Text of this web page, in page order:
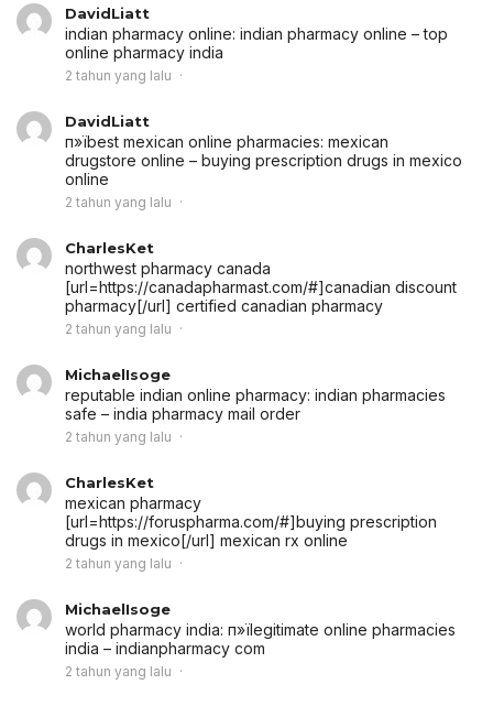
DavidLiatt
indian pharmacy online: indian pharmacy online – top
online pharmacy india
2 tahun yang lalu
DavidLiatt
п»їbest mexican online pharmacies: mexican
drugstore online – buying prescription drugs in mexico
online
2 tahun yang lalu
CharlesKet
northwest pharmacy canada
[url=https://canadapharmast.com/#]canadian discount
pharmacy[/url] certified canadian pharmacy
2 tahun yang lalu
MichaelIsoge
reputable indian online pharmacy: indian pharmacies
safe – india pharmacy mail order
2 tahun yang lalu
CharlesKet
mexican pharmacy
[url=https://foruspharma.com/#]buying prescription
drugs in mexico[/url] mexican rx online
2 tahun yang lalu
MichaelIsoge
world pharmacy india: п»їlegitimate online pharmacies
india – indianpharmacy com
2 tahun yang lalu